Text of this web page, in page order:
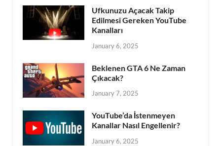
Ufkunuzu Açacak Takip
Edilmesi Gereken YouTube
Kanalları
January 6, 2025
Beklenen GTA 6 Ne Zaman
Çıkacak?
January 7, 2025
YouTube’da İstenmeyen
Kanallar Nasıl Engellenir?
January 6, 2025